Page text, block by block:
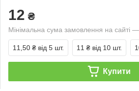
12 ₴
Мінімальна сума замовлення на сайті
11,50 ₴ від 5 шт. 11 ₴ від 10 шт.
Купити